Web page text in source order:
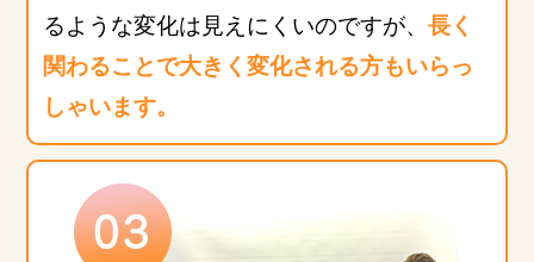
るような変化は見えにくいのですが、長く
関わることで大きく変化される方もいらっ
しゃいます。